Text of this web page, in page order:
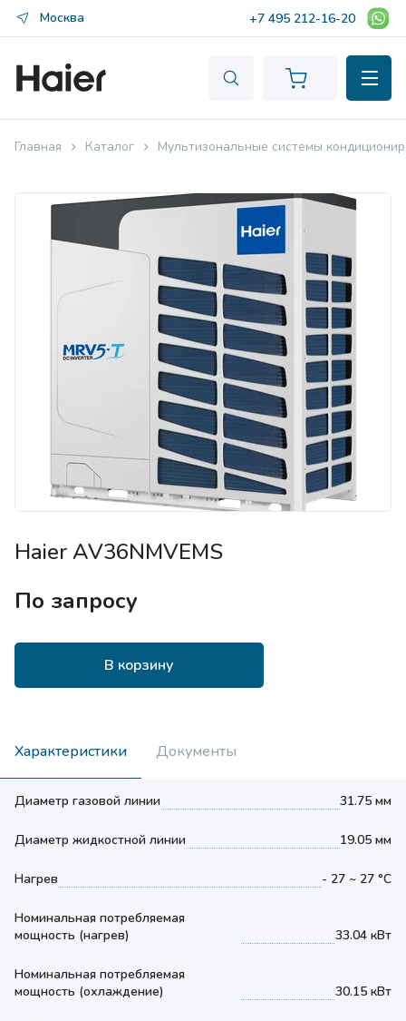
Москва +7 495 212-16-20
Главная Каталог Мультизональные системы
Haier AV36NMVEMS
По запросу
В корзину
Характеристики Документы
Диаметр газовой линии 31.75 мм
Диаметр жидкостной линии 19.05 мм
Нагрев - 27 ~ 27 °С
Номинальная потребляемая
мощность (нагрев)
33.04 кВт
Номинальная потребляемая
мощность (охлаждение)
30.15 кВт